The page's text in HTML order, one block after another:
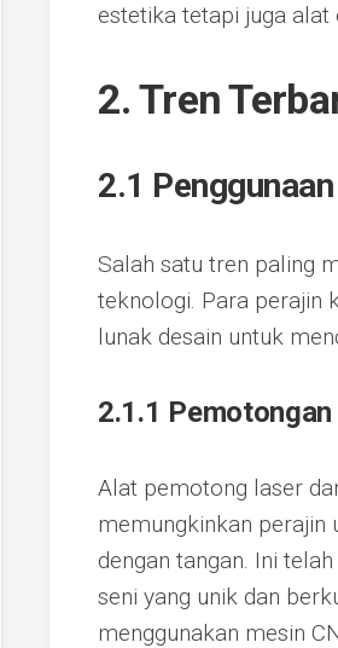
estetika tetapi juga alat
2. Tren
2.1
Salah satu tren paling
teknologi. Para perajin
lunak desain untuk
2.1.1
Alat pemotong laser
memungkinkan perajin
dengan tangan. Ini
seni yang unik dan
menggunakan mesin